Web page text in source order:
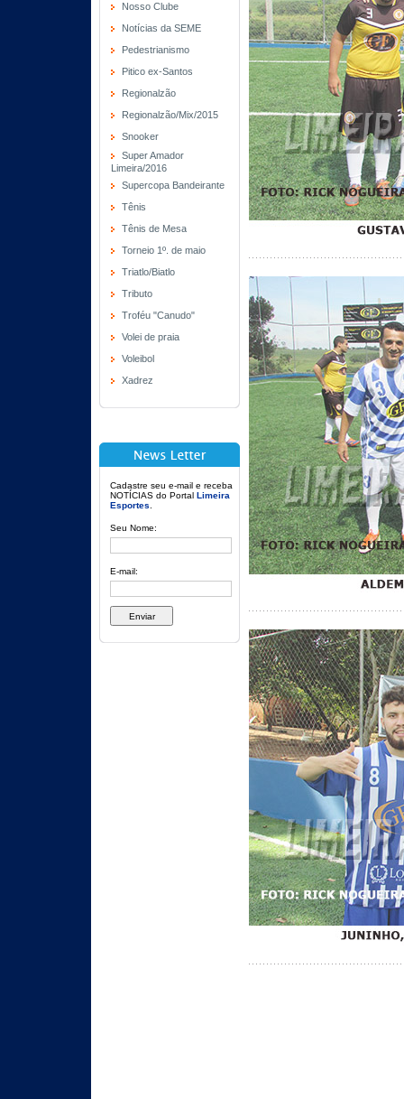
Nosso Clube
Notícias da SEME
Pedestrianismo
Pitico ex-Santos
Regionalzão
Regionalzão/Mix/2015
Snooker
Super Amador
Limeira/2016
Supercopa Bandeirante
Tênis
Tênis de Mesa
Torneio 1º. de maio
Triatlo/Biatlo
Tributo
Troféu "Canudo"
Volei de praia
Voleibol
Xadrez
Cadastre seu e-mail e receba
NOTÍCIAS do Portal Limeira
Esportes
Seu Nome:
E-mail: